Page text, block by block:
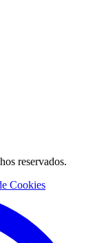
reservados.
Cookies